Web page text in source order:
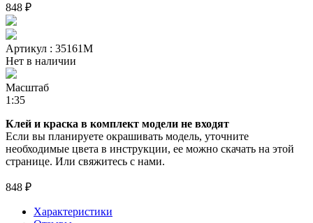
848 ₽
Артикул : 35161М
Нет в наличии
Масштаб
1:35
Клей и краска в комплект модели не входят
Если вы планируете окрашивать модель, уточните
необходимые цвета в инструкции, ее можно скачать на этой
странице. Или свяжитесь с нами.
848 ₽
Характеристики